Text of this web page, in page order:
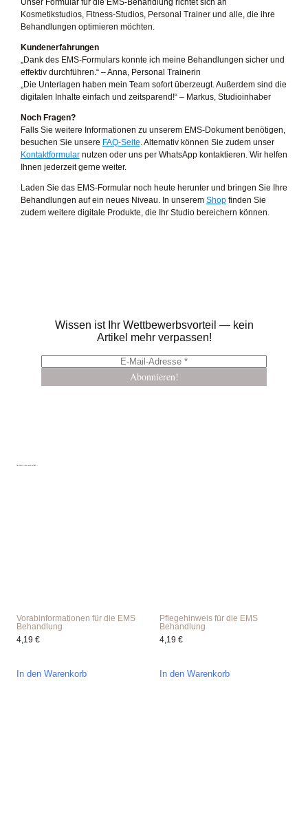
Unser Formular für die EMS-Behandlung richtet sich an
Kosmetikstudios, Fitness-Studios, Personal Trainer und alle, die ihre
Behandlungen optimieren möchten.
Kundenerfahrungen
„Dank des EMS-Formulars konnte ich meine Behandlungen sicher und
effektiv durchführen.“ – Anna, Personal Trainerin
„Die Unterlagen haben mein Team sofort überzeugt. Außerdem sind die
digitalen Inhalte einfach und zeitsparend!“ – Markus, Studioinhaber
Noch Fragen?
Falls Sie weitere Informationen zu unserem EMS-Dokument benötigen,
besuchen Sie unsere FAQ-Seite. Alternativ können Sie zudem unser
Kontaktformularnutzen oder uns per WhatsApp kontaktieren. Wir helfen
Ihnen jederzeit gerne weiter.
Laden Sie das EMS-Formular noch heute herunter und bringen Sie Ihre
Behandlungen auf ein neues Niveau. In unserem Shopfinden Sie
zudem weitere digitale Produkte, die Ihr Studio bereichern können.
Wissen ist Ihr Wettbewerbsvorteil — kein
Artikel mehr verpassen!
Vorabinformationen für die EMS
Behandlung
4,19 €
In den Warenkorb
Pflegehinweis für die EMS
Behandlung
4,19 €
In den Warenkorb